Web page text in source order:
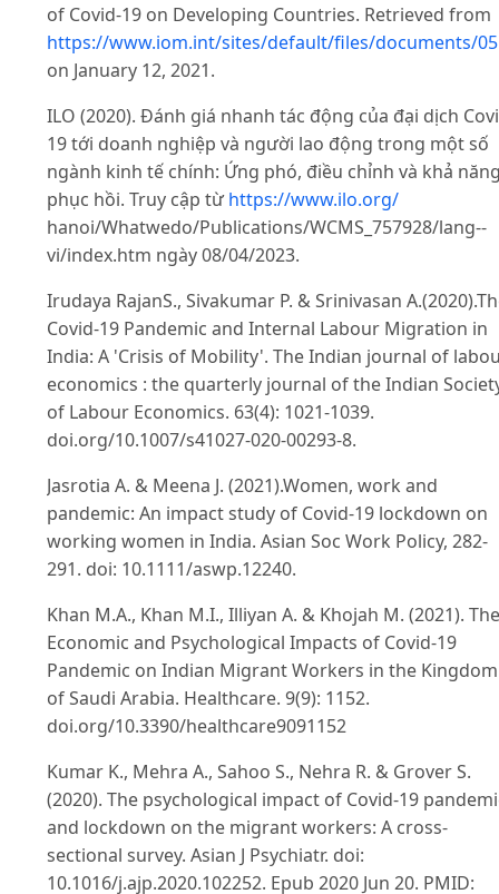
of Covid-19 on Developing Countries. Retrieved from
https://www.iom.int/sites/default/files/documents/
on January 12, 2021.
ILO (2020). Đánh giá nhanh tác động của đại dịch
19 tới doanh nghiệp và người lao động trong một số
ngành kinh tế chính: Ứng phó, điều chỉnh và khả
phục hồi. Truy cập từhttps://www.ilo.org/
hanoi/Whatwedo/Publications/WCMS_757928/lang--
vi/index.htm ngày 08/04/2023.
Irudaya RajanS., Sivakumar P. & Srinivasan
Covid-19 Pandemic and Internal Labour Migration in
India: A 'Crisis of Mobility'. The Indian journal of
economics : the quarterly journal of the Indian
of Labour Economics. 63(4): 1021-1039.
doi.org/10.1007/s41027-020-00293-8.
Jasrotia A. & Meena J. (2021).Women, work and
pandemic: An impact study of Covid-19 lockdown on
working women in India. Asian Soc Work Policy, 282-
291. doi: 10.1111/aswp.12240.
Khan M.A., Khan M.I., Illiyan A. & Khojah M. (2021). The
Economic and Psychological Impacts of Covid-19
Pandemic on Indian Migrant Workers in the Kingdom
of Saudi Arabia. Healthcare. 9(9): 1152.
doi.org/10.3390/healthcare9091152
Kumar K., Mehra A., Sahoo S., Nehra R. & Grover S.
(2020). The psychological impact of Covid-19
and lockdown on the migrant workers: A cross-
sectional survey. Asian J Psychiatr. doi:
10.1016/j.ajp.2020.102252. Epub 2020 Jun 20. PMID: